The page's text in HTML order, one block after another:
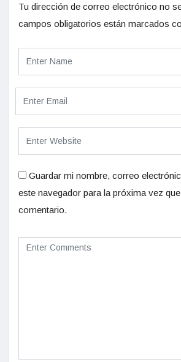
Tu dirección de correo electrónico no
campos obligatorios están marcados
Guardar mi nombre, correo
este navegador para la próxima vez
comentario.